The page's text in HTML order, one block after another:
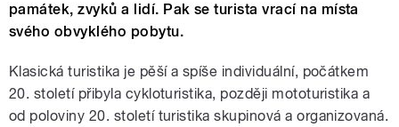
památek, zvyků a lidí. Pak se turista vrací na místa
svého obvyklého pobytu.
Klasická turistika je pěší a spíše individuální, počátkem
20. století přibyla cykloturistika, později mototuristika a
od poloviny 20. století turistika skupinová a organizovaná.